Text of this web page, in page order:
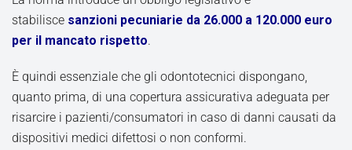
stabilisce sanzioni pecuniarie da 26.000 a 120.000 euro
per il mancato rispetto.
È quindi essenziale che gli odontotecnici dispongano,
quanto prima, di una copertura assicurativa adeguata per
risarcire i pazienti/consumatori in caso di danni causati da
dispositivi medici difettosi o non conformi.